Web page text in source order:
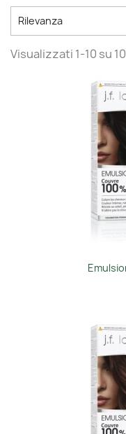
Rilevanza
Visualizzati 1-10 su